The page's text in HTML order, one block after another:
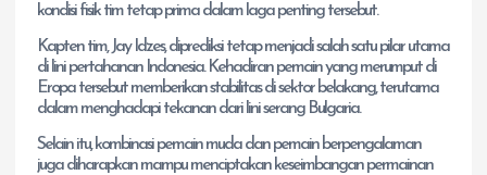
kondisi fisik tim tetap prima dalam laga penting tersebut.
Kapten tim, Jay Idzes, diprediksi tetap menjadi salah satu pilar utama
di lini pertahanan Indonesia. Kehadiran pemain yang merumput di
Eropa tersebut memberikan stabilitas di sektor belakang, terutama
dalam menghadapi tekanan dari lini serang Bulgaria.
Selain itu, kombinasi pemain muda dan pemain berpengalaman
juga diharapkan mampu menciptakan keseimbangan permainan